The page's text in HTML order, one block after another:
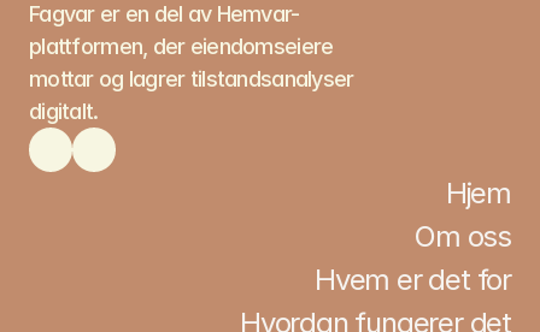
Fagvar er en del av Hemvar-
plattformen, der eiendomseiere
mottar og lagrer tilstandsanalyser
digitalt.
Hjem
Om oss
Hvem er det for
Hvordan fungerer det